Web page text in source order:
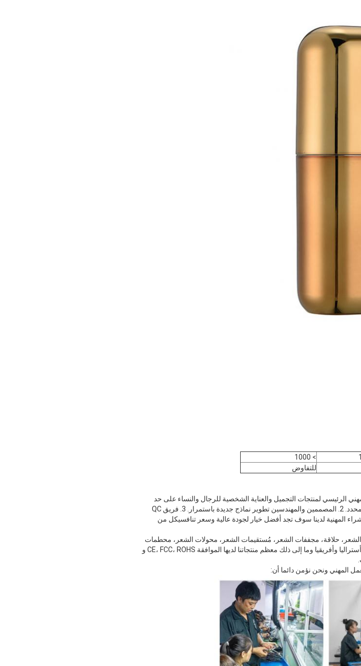
> 1000
للتفاوض
الرئيسي لمنتجات التجميل والعناية الشخصية للرجال والنساء على حد
سواء.إن تعاوننا العميق مع مصانعنا يضمن:1. التسليم في الوقت المحدد. 2. المصممين والمهندسين تطوير نماذج جديدة باستمرار. 3. فريق QC
المهنية لدينا سوف تجد أفضل خيار لجودة عالية وسعر تنافسيكل من
حلاقة، مجففات الشعر، مُستقيمات الشعر، محولات الشعر، محطمات
الأنف الخ مع العملاء من أمريكا، أوروبا،شرق وجنوب شرق آسيا، أستراليا وأفريقيا وما إلى ذلك معظم منتجاتنا لديها الموافقة CE، FCC، ROHS و
المهني ونحن نؤمن دائما أن: